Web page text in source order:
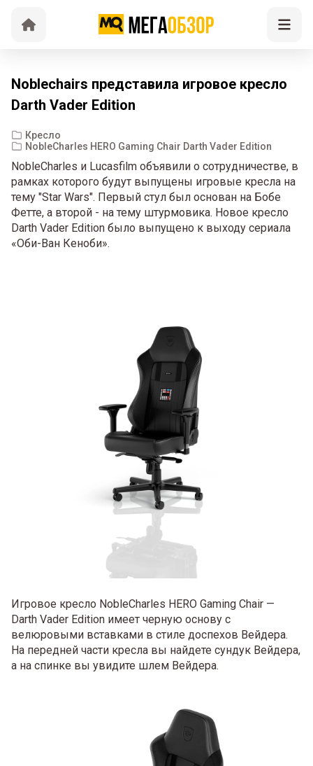
Noblechairs представила игровое кресло
Darth Vader Edition
Кресло
NobleCharles HERO Gaming Chair Darth Vader Edition
NobleCharles и Lucasfilm объявили о сотрудничестве, в
рамках которого будут выпущены игровые кресла на
тему "Star Wars". Первый стул был основан на Бобе
Фетте, а второй - на тему штурмовика. Новое кресло
Darth Vader Edition было выпущено к выходу сериала
«Оби-Ван Кеноби».
Игровое кресло NobleCharles HERO Gaming Chair —
Darth Vader Edition имеет черную основу с
велюровыми вставками в стиле доспехов Вейдера.
На передней части кресла вы найдете сундук Вейдера,
а на спинке вы увидите шлем Вейдера.